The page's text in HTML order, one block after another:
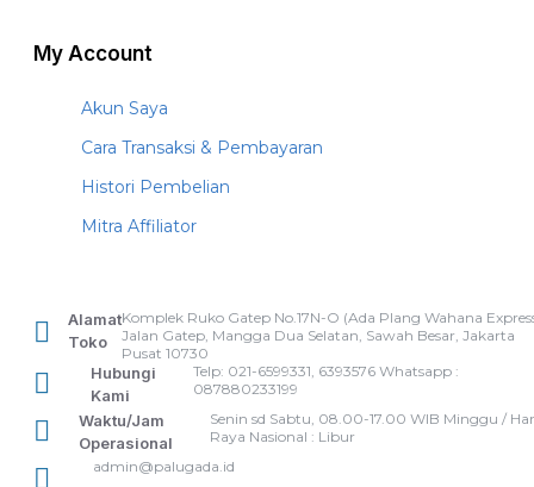
My Account
Akun Saya
Cara Transaksi & Pembayaran
Histori Pembelian
Mitra Affiliator
Alamat
Toko
Komplek Ruko Gatep No.17N-O (Ada Plang Wahana
Jalan Gatep, Mangga Dua Selatan, Sawah Besar, Jakarta
Pusat 10730
Hubungi
Kami
Telp: 021-6599331, 6393576 Whatsapp :
087880233199
Waktu/Jam
Operasional
Senin sd Sabtu, 08.00-17.00 WIB Minggu /
Raya Nasional : Libur
admin@palugada.id